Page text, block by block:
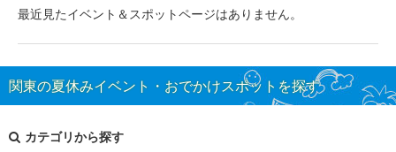
最近見たイベント＆スポットページはありません。
関東の夏休みイベント・おでかけスポットを探す
カテゴリから探す